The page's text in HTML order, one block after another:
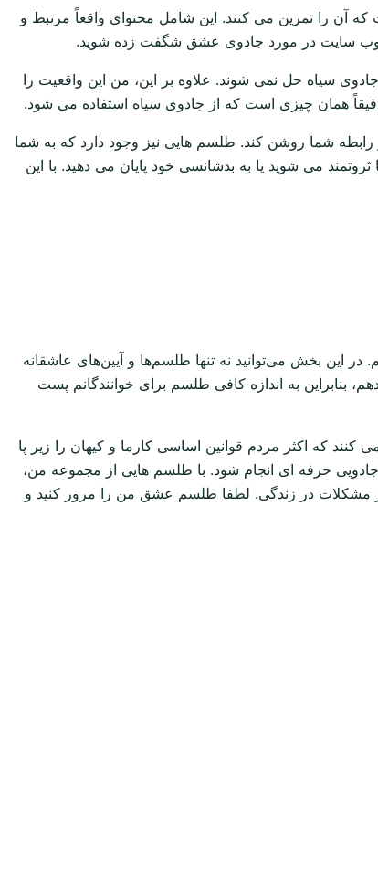
را تمرین می کنند. این شامل محتوای واقعاً مرتبط و
وب سایت در مورد جادوی عشق شگفت زده شوید.
سیاه حل نمی شوند. علاوه بر این، من این واقعیت را
همان چیزی است که از جادوی سیاه استفاده می شود.
رابطه شما روشن کند. طلسم هایی نیز وجود دارد که به شما
می شوید یا به بدشانسی خود پایان می دهید. با این
این بخش می‌توانید نه تنها طلسم‌ها و آیین‌های عاشقانه
بنابراین به اندازه کافی طلسم برای خوانندگانم پست
که اکثر مردم قوانین اساسی کارما و کیهان را زیر پا
حرفه ای انجام شود. با طلسم هایی از مجموعه من،
از مشکلات در زندگی. لطفا طلسم عشق من را مرور کنید و